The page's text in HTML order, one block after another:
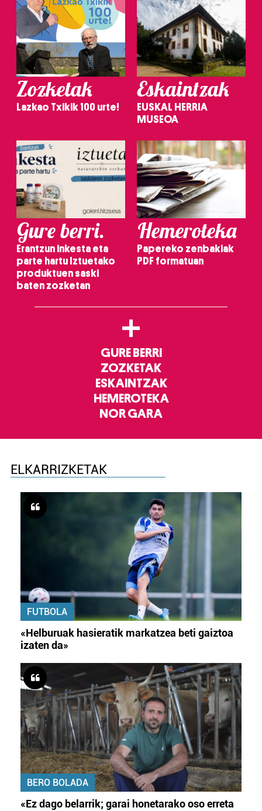
Zozketak
Lazkao Txikik 100 urte!
Eskaintzak
EUSKAL HERRIA
MUSEOA
Gure berri.
Erantzun inkesta eta
parte hartu Iztuetako
produktuen saski
baten zozketan
Hemeroteka
Papereko zenbakiak
PDF formatuan
+
GURE BERRI
ZOZKETAK
ESKAINTZAK
HEMEROTEKA
NOR GARA
ELKARRIZKETAK
FUTBOLA
«Helburuak hasieratik markatzea beti gaiztoa
izaten da»
BERO BOLADA
«Ez dago belarrik; garai honetarako oso erreta